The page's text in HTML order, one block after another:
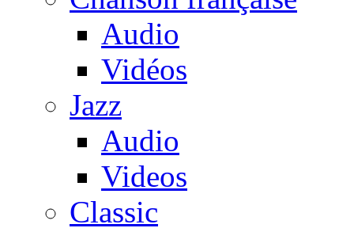
Audio
Vidéos
Jazz
Audio
Videos
Classic